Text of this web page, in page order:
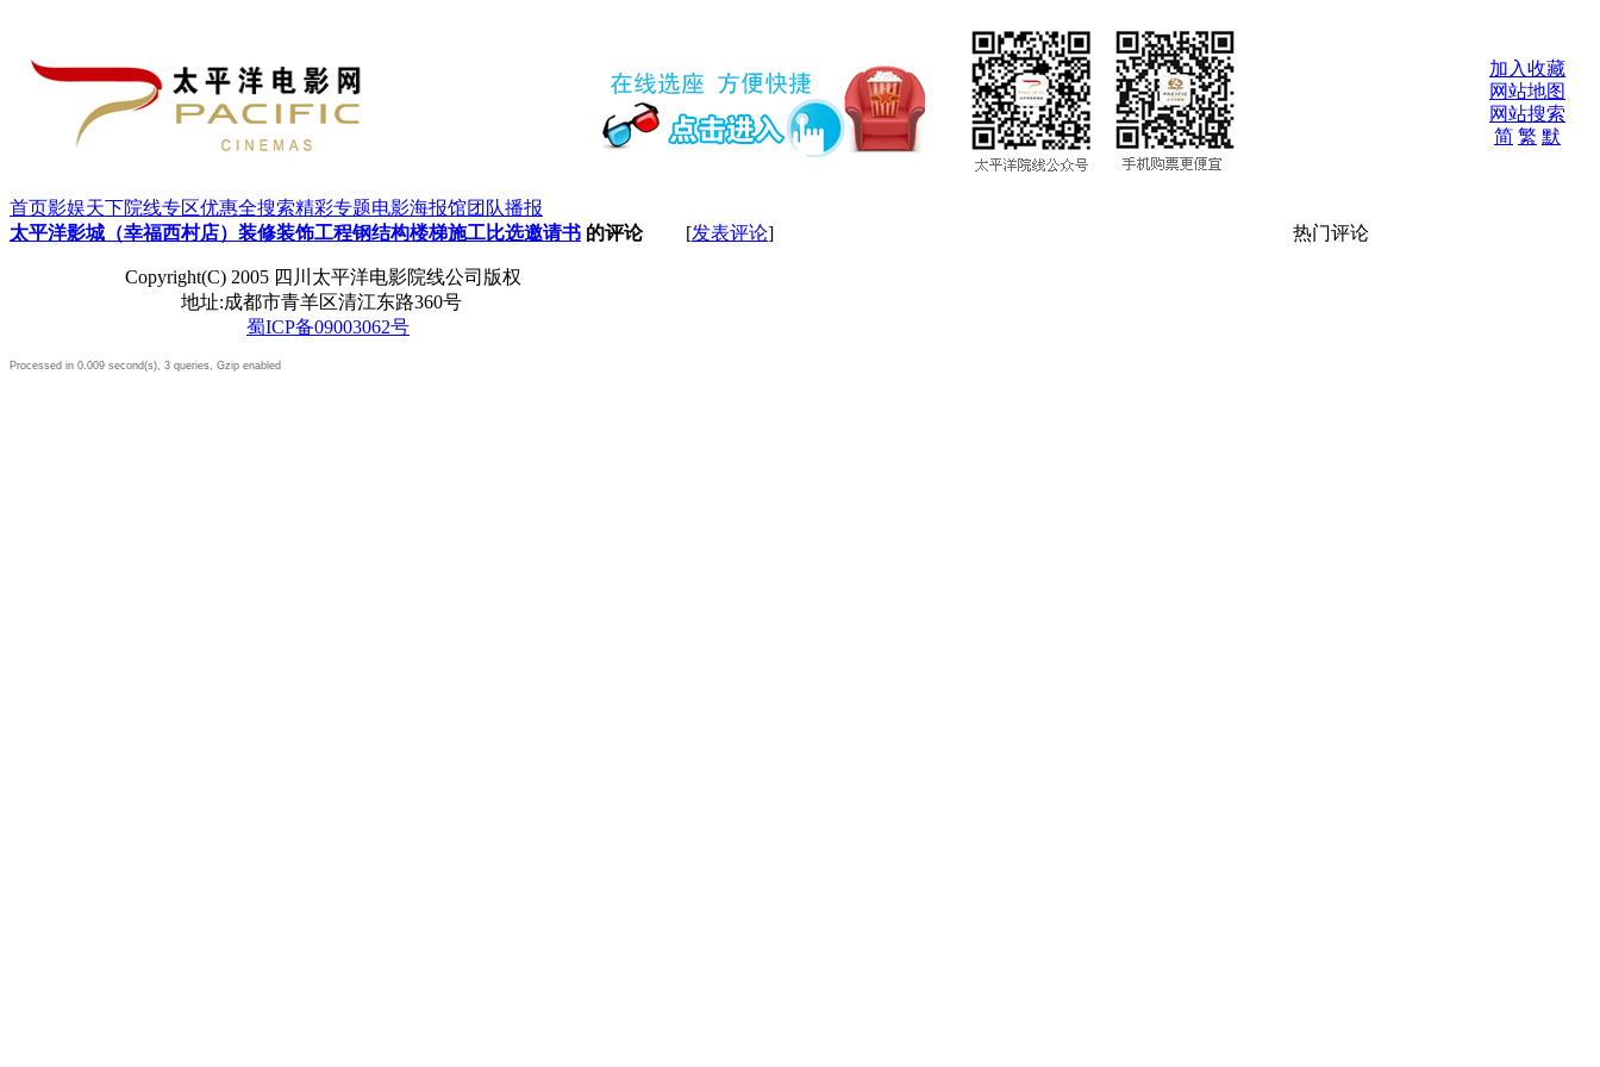
加入收藏
网站地图
网站搜索
简 繁 默
首页影娱天下院线专区优惠全搜索精彩专题电影海报馆团队播报
太平洋影城（幸福西村店）装修装饰工程钢结构楼梯施工比选邀请书 的评论[发表评论] 热门评论
Copyright(C) 2005 四川太平洋电影院线公司版权
地址:成都市青羊区清江东路360号
蜀ICP备09003062号
Processed in 0.009 second(s), 3 queries, Gzip enabled